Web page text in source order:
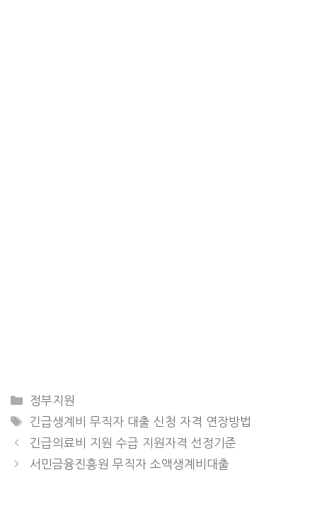
CATEGORIES
정부지원
TAGS
긴급생계비 무직자 대출 신청 자격 연장방법
긴급의료비 지원 수급 지원자격 선정기준
서민금융진흥원 무직자 소액생계비대출